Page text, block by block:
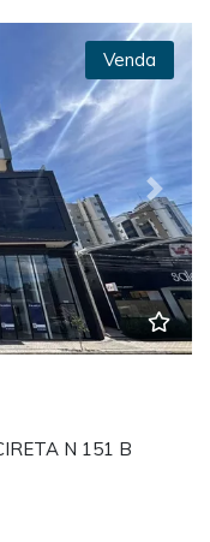
Next
Venda
N 151 B